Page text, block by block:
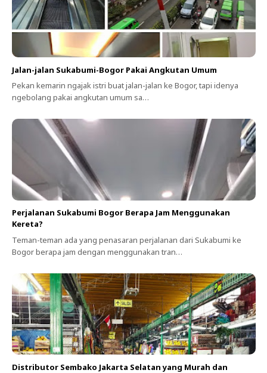
Jalan-jalan Sukabumi-Bogor Pakai Angkutan Umum
Pekan kemarin ngajak istri buat jalan-jalan ke Bogor, tapi idenya
ngebolang pakai angkutan umum sa…
Perjalanan Sukabumi Bogor Berapa Jam Menggunakan
Kereta?
Teman-teman ada yang penasaran perjalanan dari Sukabumi ke
Bogor berapa jam dengan menggunakan tran…
Distributor Sembako Jakarta Selatan yang Murah dan